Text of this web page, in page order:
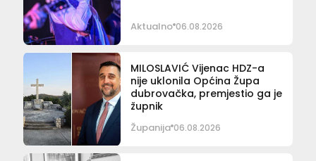
Aktualno 06.08.2026
MILOSLAVIĆ Vijenac HDZ-a
nije uklonila Općina Župa
dubrovačka, premjestio ga je
župnik
Županija 06.08.2026